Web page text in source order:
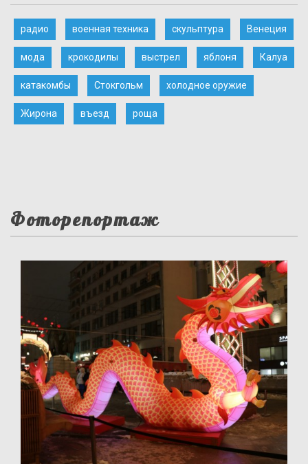
радио военная техника скульптура Венеция
мода крокодилы выстрел яблоня Калуа
катакомбы Стокгольм холодное оружие
Жирона въезд роща
Фоторепортаж